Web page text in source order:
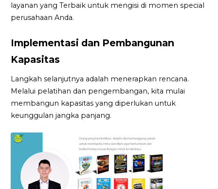
layanan yang Terbaik untuk mengisi di momen special
perusahaan Anda.
Implementasi dan Pembangunan
Kapasitas
Langkah selanjutnya adalah menerapkan rencana.
Melalui pelatihan dan pengembangan, kita mulai
membangun kapasitas yang diperlukan untuk
keunggulan jangka panjang.